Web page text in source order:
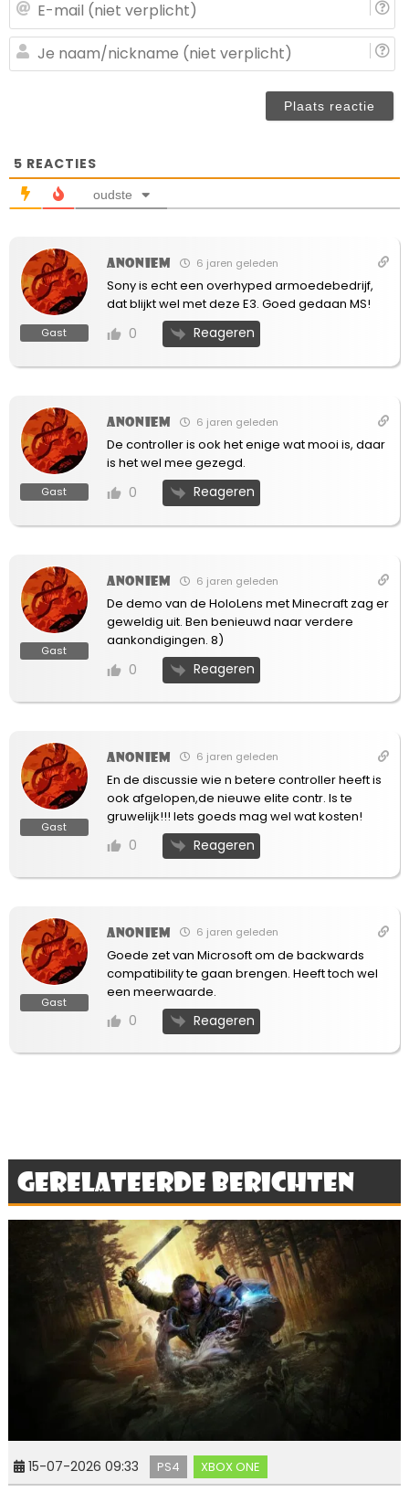
5 REACTIES
oudste
Gast
Anoniem 6 jaren geleden
Sony is echt een overhyped armoedebedrijf,
dat blijkt wel met deze E3. Goed gedaan MS!
0 Reageren
Gast
Anoniem 6 jaren geleden
De controller is ook het enige wat mooi is, daar
is het wel mee gezegd.
0 Reageren
Gast
Anoniem 6 jaren geleden
De demo van de HoloLens met Minecraft zag er
geweldig uit. Ben benieuwd naar verdere
aankondigingen. 8)
0 Reageren
Gast
Anoniem 6 jaren geleden
En de discussie wie n betere controller heeft is
ook afgelopen,de nieuwe elite contr. Is te
gruwelijk!!! Iets goeds mag wel wat kosten!
0 Reageren
Gast
Anoniem 6 jaren geleden
Goede zet van Microsoft om de backwards
compatibility te gaan brengen. Heeft toch wel
een meerwaarde.
0 Reageren
Gerelateerde berichten
15-07-2026 09:33 PS4 XBOX ONE